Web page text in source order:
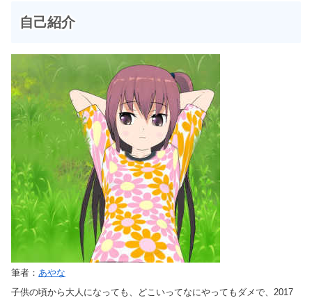
自己紹介
筆者： あやな
子供の頃から大人になっても、どこいってなにやってもダメで、2017